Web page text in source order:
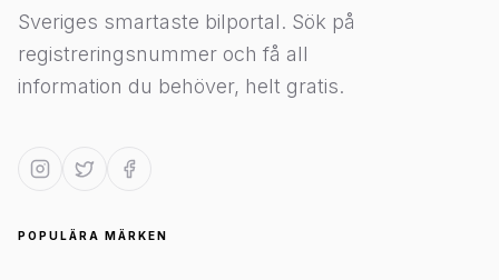
Sveriges smartaste bilportal. Sök på
registreringsnummer och få all
information du behöver, helt gratis.
POPULÄRA MÄRKEN